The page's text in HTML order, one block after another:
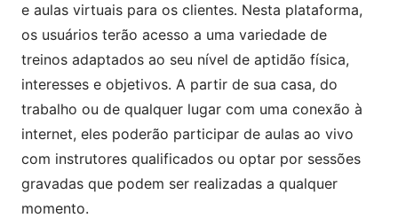
e aulas virtuais para os clientes. Nesta plataforma,
os usuários terão acesso a uma variedade de
treinos adaptados ao seu nível de aptidão física,
interesses e objetivos. A partir de sua casa, do
trabalho ou de qualquer lugar com uma conexão à
internet, eles poderão participar de aulas ao vivo
com instrutores qualificados ou optar por sessões
gravadas que podem ser realizadas a qualquer
momento.